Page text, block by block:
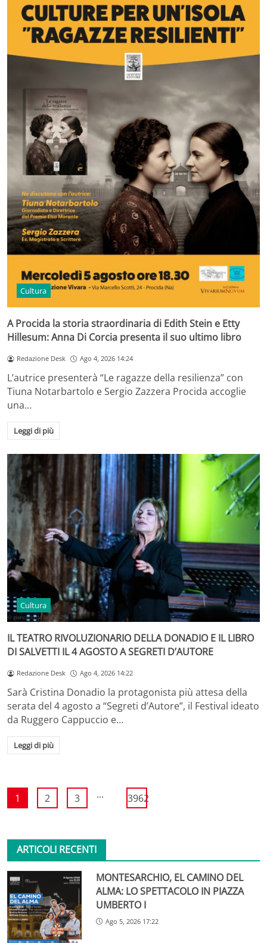
Cultura
A Procida la storia straordinaria di Edith Stein e Etty
Hillesum: Anna Di Corcia presenta il suo ultimo libro
Redazione Desk Ago 4, 2026 14:24
L’autrice presenterà “Le ragazze della resilienza” con
Tiuna Notarbartolo e Sergio Zazzera Procida accoglie
una…
Leggi di più
Cultura
IL TEATRO RIVOLUZIONARIO DELLA DONADIO E IL LIBRO
DI SALVETTI IL 4 AGOSTO A SEGRETI D’AUTORE
Redazione Desk Ago 4, 2026 14:22
Sarà Cristina Donadio la protagonista più attesa della
serata del 4 agosto a “Segreti d’Autore”, il Festival ideato
da Ruggero Cappuccio e…
Leggi di più
1 2 3 ... 3962
ARTICOLI RECENTI
MONTESARCHIO, EL CAMINO DEL
ALMA: LO SPETTACOLO IN PIAZZA
UMBERTO I
Ago 5, 2026 17:22